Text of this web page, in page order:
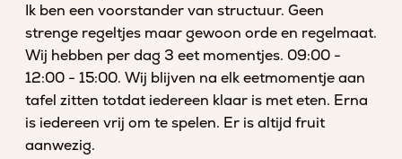
Ik ben een voorstander van structuur. Geen
strenge regeltjes maar gewoon orde en regelmaat.
Wij hebben per dag 3 eet momentjes. 09:00 -
12:00 - 15:00. Wij blijven na elk eetmomentje aan
tafel zitten totdat iedereen klaar is met eten. Erna
is iedereen vrij om te spelen. Er is altijd fruit
aanwezig.